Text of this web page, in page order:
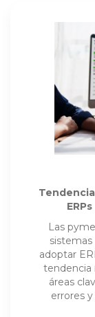
Las
sistemas
adoptar
tendencia
áreas
errores